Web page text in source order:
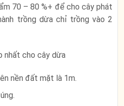
70 – 80 %+ để cho cây phát
trồng dừa chỉ trồng vào 2
nhất cho cây dừa
nền đất mặt là 1m.